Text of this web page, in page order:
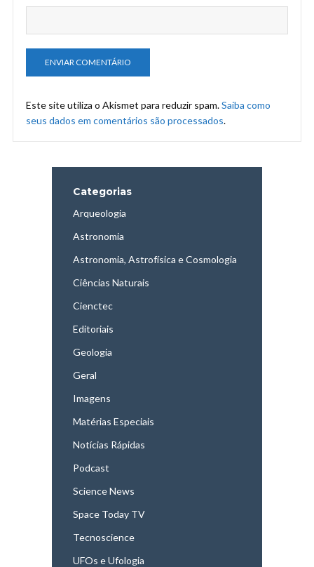
Este site utiliza o Akismet para reduzir spam.Saiba como
seus dados em comentários são processados.
Categorias
Arqueologia
Astronomia
Astronomia, Astrofísica e Cosmologia
Ciências Naturais
Cienctec
Editoriais
Geologia
Geral
Imagens
Matérias Especiais
Notícias Rápidas
Podcast
Science News
Space Today TV
Tecnoscience
UFOs e Ufologia